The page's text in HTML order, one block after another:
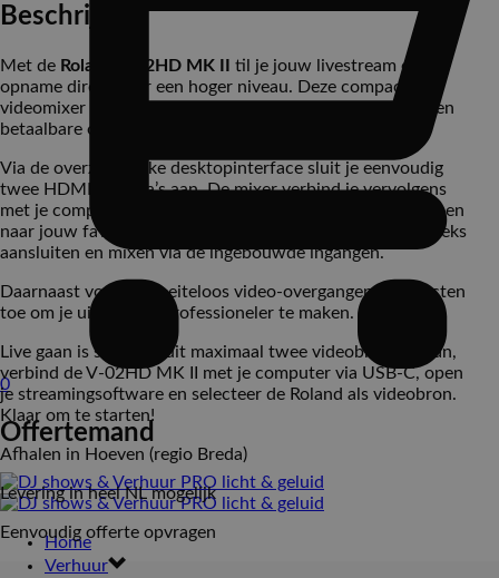
0
Offertemand
Home
Verhuur
Beschrijving
Met de Roland V-02HD MK II
til je jouw livestream of
opname direct naar een hoger niveau. Deze compacte
videomixer is gebruiksvriendelijk, snel te installeren en een
betaalbare oplossing voor professionele videomixing.
Via de overzichtelijke desktopinterface sluit je eenvoudig
twee HDMI-camera’s aan. De mixer verbind je vervolgens
met je computer via USB-C, waarna je direct kunt streamen
naar jouw favoriete platform. Ook audio kun je rechtstreeks
aansluiten en mixen via de ingebouwde ingangen.
Daarnaast voeg je moeiteloos video-overgangen en effecten
toe om je uitzending professioneler te maken.
Live gaan is simpel: sluit maximaal twee videobronnen aan,
verbind de V-02HD MK II met je computer via USB-C, open
je streamingsoftware en selecteer de Roland als videobron.
Klaar om te starten!
Afhalen in Hoeven (regio Breda)
Levering in heel NL mogelijk
Eenvoudig offerte opvragen